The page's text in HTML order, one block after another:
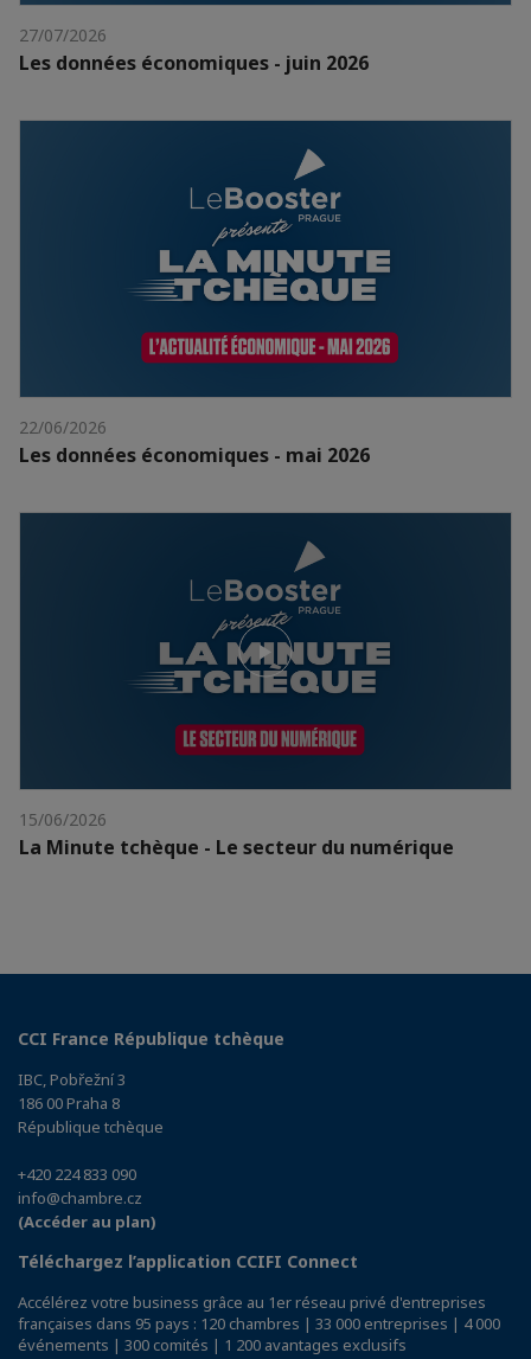
27/07/2026
Les données économiques - juin 2026
22/06/2026
Les données économiques - mai 2026
15/06/2026
La Minute tchèque - Le secteur du numérique
CCI France République tchèque
IBC, Pobřežní 3
186 00 Praha 8
République tchèque
+420 224 833 090
info@chambre.cz
(Accéder au plan)
Téléchargez l’application CCIFI Connect
Accélérez votre business grâce au 1er réseau privé d'entreprises
françaises dans 95 pays : 120 chambres | 33 000 entreprises | 4 000
événements | 300 comités | 1 200 avantages exclusifs